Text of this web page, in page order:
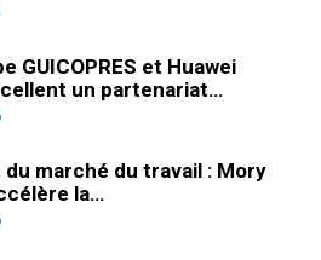
GUICOPRES et Huawei
un partenariat…
du marché du travail : Mory
la…